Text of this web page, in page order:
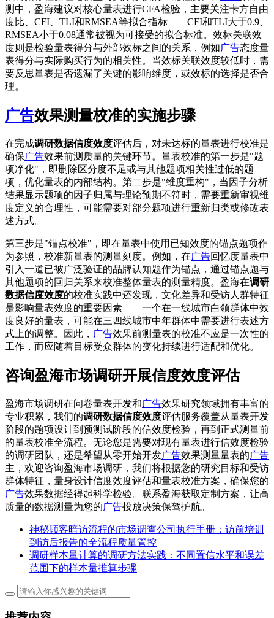
测中，盈海建议对核心量表进行CFA检验，主要关注卡方自由
度比、CFI、TLI和RMSEA等拟合指标——CFI和TLI大于0.9、
RMSEA小于0.08通常被视为可接受的拟合标准。效标关联效
度则是检验量表得分与外部效标之间的关系，例如广告态度量
表得分与实际购买行为的相关性。当效标关联效度较低时，需
要反思量表是否遗漏了关键的影响维度，或效标的选择是否合
理。
广告效果测量校准的实施步骤
在完成调研数据信度效度评估后，对未达标的量表进行校准是
确保广告效果前测质量的关键环节。量表校准的第一步是"题
项净化"，即删除区分度不足或与其他题项相关性过低的题
项，优化量表的内部结构。第二步是"维度重构"，当因子分析
结果显示题项的因子归属与理论预期不符时，需要重新审视维
度定义的合理性，可能需要对部分题项进行重新归类或修改表
述方式。
第三步是"锚点校准"，即在量表中使用已知效度的锚点题项作
为参照，校准新量表的测量刻度。例如，在广告回忆度量表中
引入一道已被广泛验证的品牌认知题作为锚点，通过锚点题与
其他题项的回归关系来校准整体量表的测量精度。盈海在调研
数据信度效度的校准实践中还发现，文化差异和受访人群特征
是影响量表效度的重要因素——一个在一线城市白领群体中效
度良好的量表，可能在三四线城市中年群体中需要进行表述方
式上的调整。因此， 广告效果前测量表的校准不应是一次性的
工作，而应随着目标受众群体的变化持续进行适配和优化。
咨询盈海市场调研开展信度效度评估
盈海市场调研在问卷量表开发和广告效果研究领域拥有丰富的
专业积累，我们的调研数据信度效度评估服务覆盖从量表开发
阶段的题项设计到预测试阶段的信效度检验，再到正式测量前
的量表校准全流程。无论您是需要对现有量表进行信效度检验
的调研团队，还是希望从零开始开发广告效果测量量表的广告
主，欢迎咨询盈海市场调研，我们将根据您的研究目标和受访
群体特征，量身设计信度效度评估和量表校准方案，确保您的
广告效果数据经得起科学检验。联系盈海获取定制方案，让高
质量的数据测量为您的广告投放决策保驾护航。
神秘顾客暗访流程的市场调查公司执行手册：访前培训
到访后报告的全流程质量管控
调研样本量计算的调研方法实践：不同置信水平和误差
范围下的样本量推算步骤